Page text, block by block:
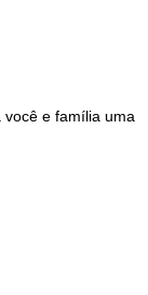
e família uma